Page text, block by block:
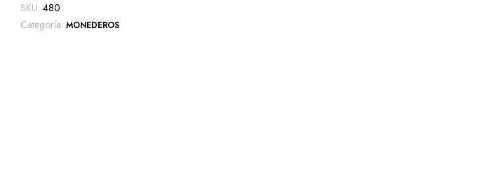
SKU: 480
Categoría: MONEDEROS